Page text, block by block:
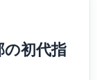
の初代指